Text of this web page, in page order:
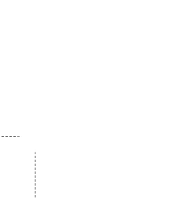
サービス